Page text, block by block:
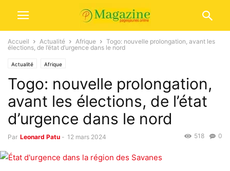
Accueil Actualité Afrique
Togo: nouvelle prolongation, avant les
élections, de l’état d’urgence dans le nord
Actualité Afrique
Togo: nouvelle prolongation,
avant les élections, de l’état
d’urgence dans le nord
Par Leonard Patu - 12 mars 2024 0
518